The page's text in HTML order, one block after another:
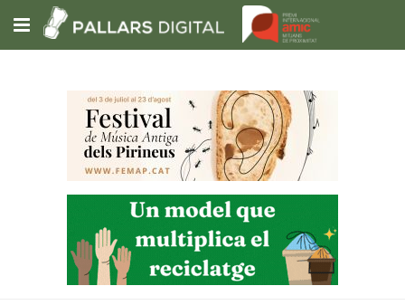
Subscriu-t'hi
Portada